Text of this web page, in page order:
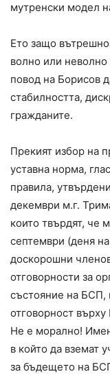
мутренски модел
Ето защо
волно или
повод на Борисов
стабилността,
гражданите.
Прекият избор на
уставна норма,
правила,
декември м.г.
които твърдят, че
септември (деня
доскорошни
отговорности за
състояние на БСП,
отговорност
Не е морално!
в който да вземат
за бъдещето на